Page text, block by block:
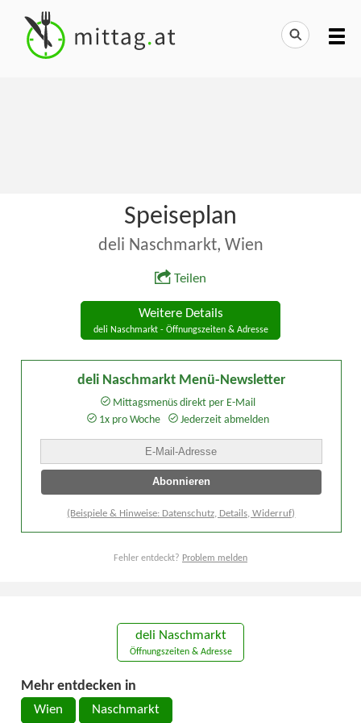
Speiseplan
deli Naschmarkt, Wien
Teilen
Weitere Details
deli Naschmarkt - Öffnungszeiten & Adresse
deli Naschmarkt Menü-Newsletter
Mittagsmenüs direkt per E-Mail
1x pro Woche
Jederzeit abmelden
(Beispiele & Hinweise: Datenschutz, Details, Widerruf)
Fehler entdeckt? Problem melden
deli Naschmarkt
Öffnungszeiten & Adresse
Mehr entdecken in
Wien Naschmarkt